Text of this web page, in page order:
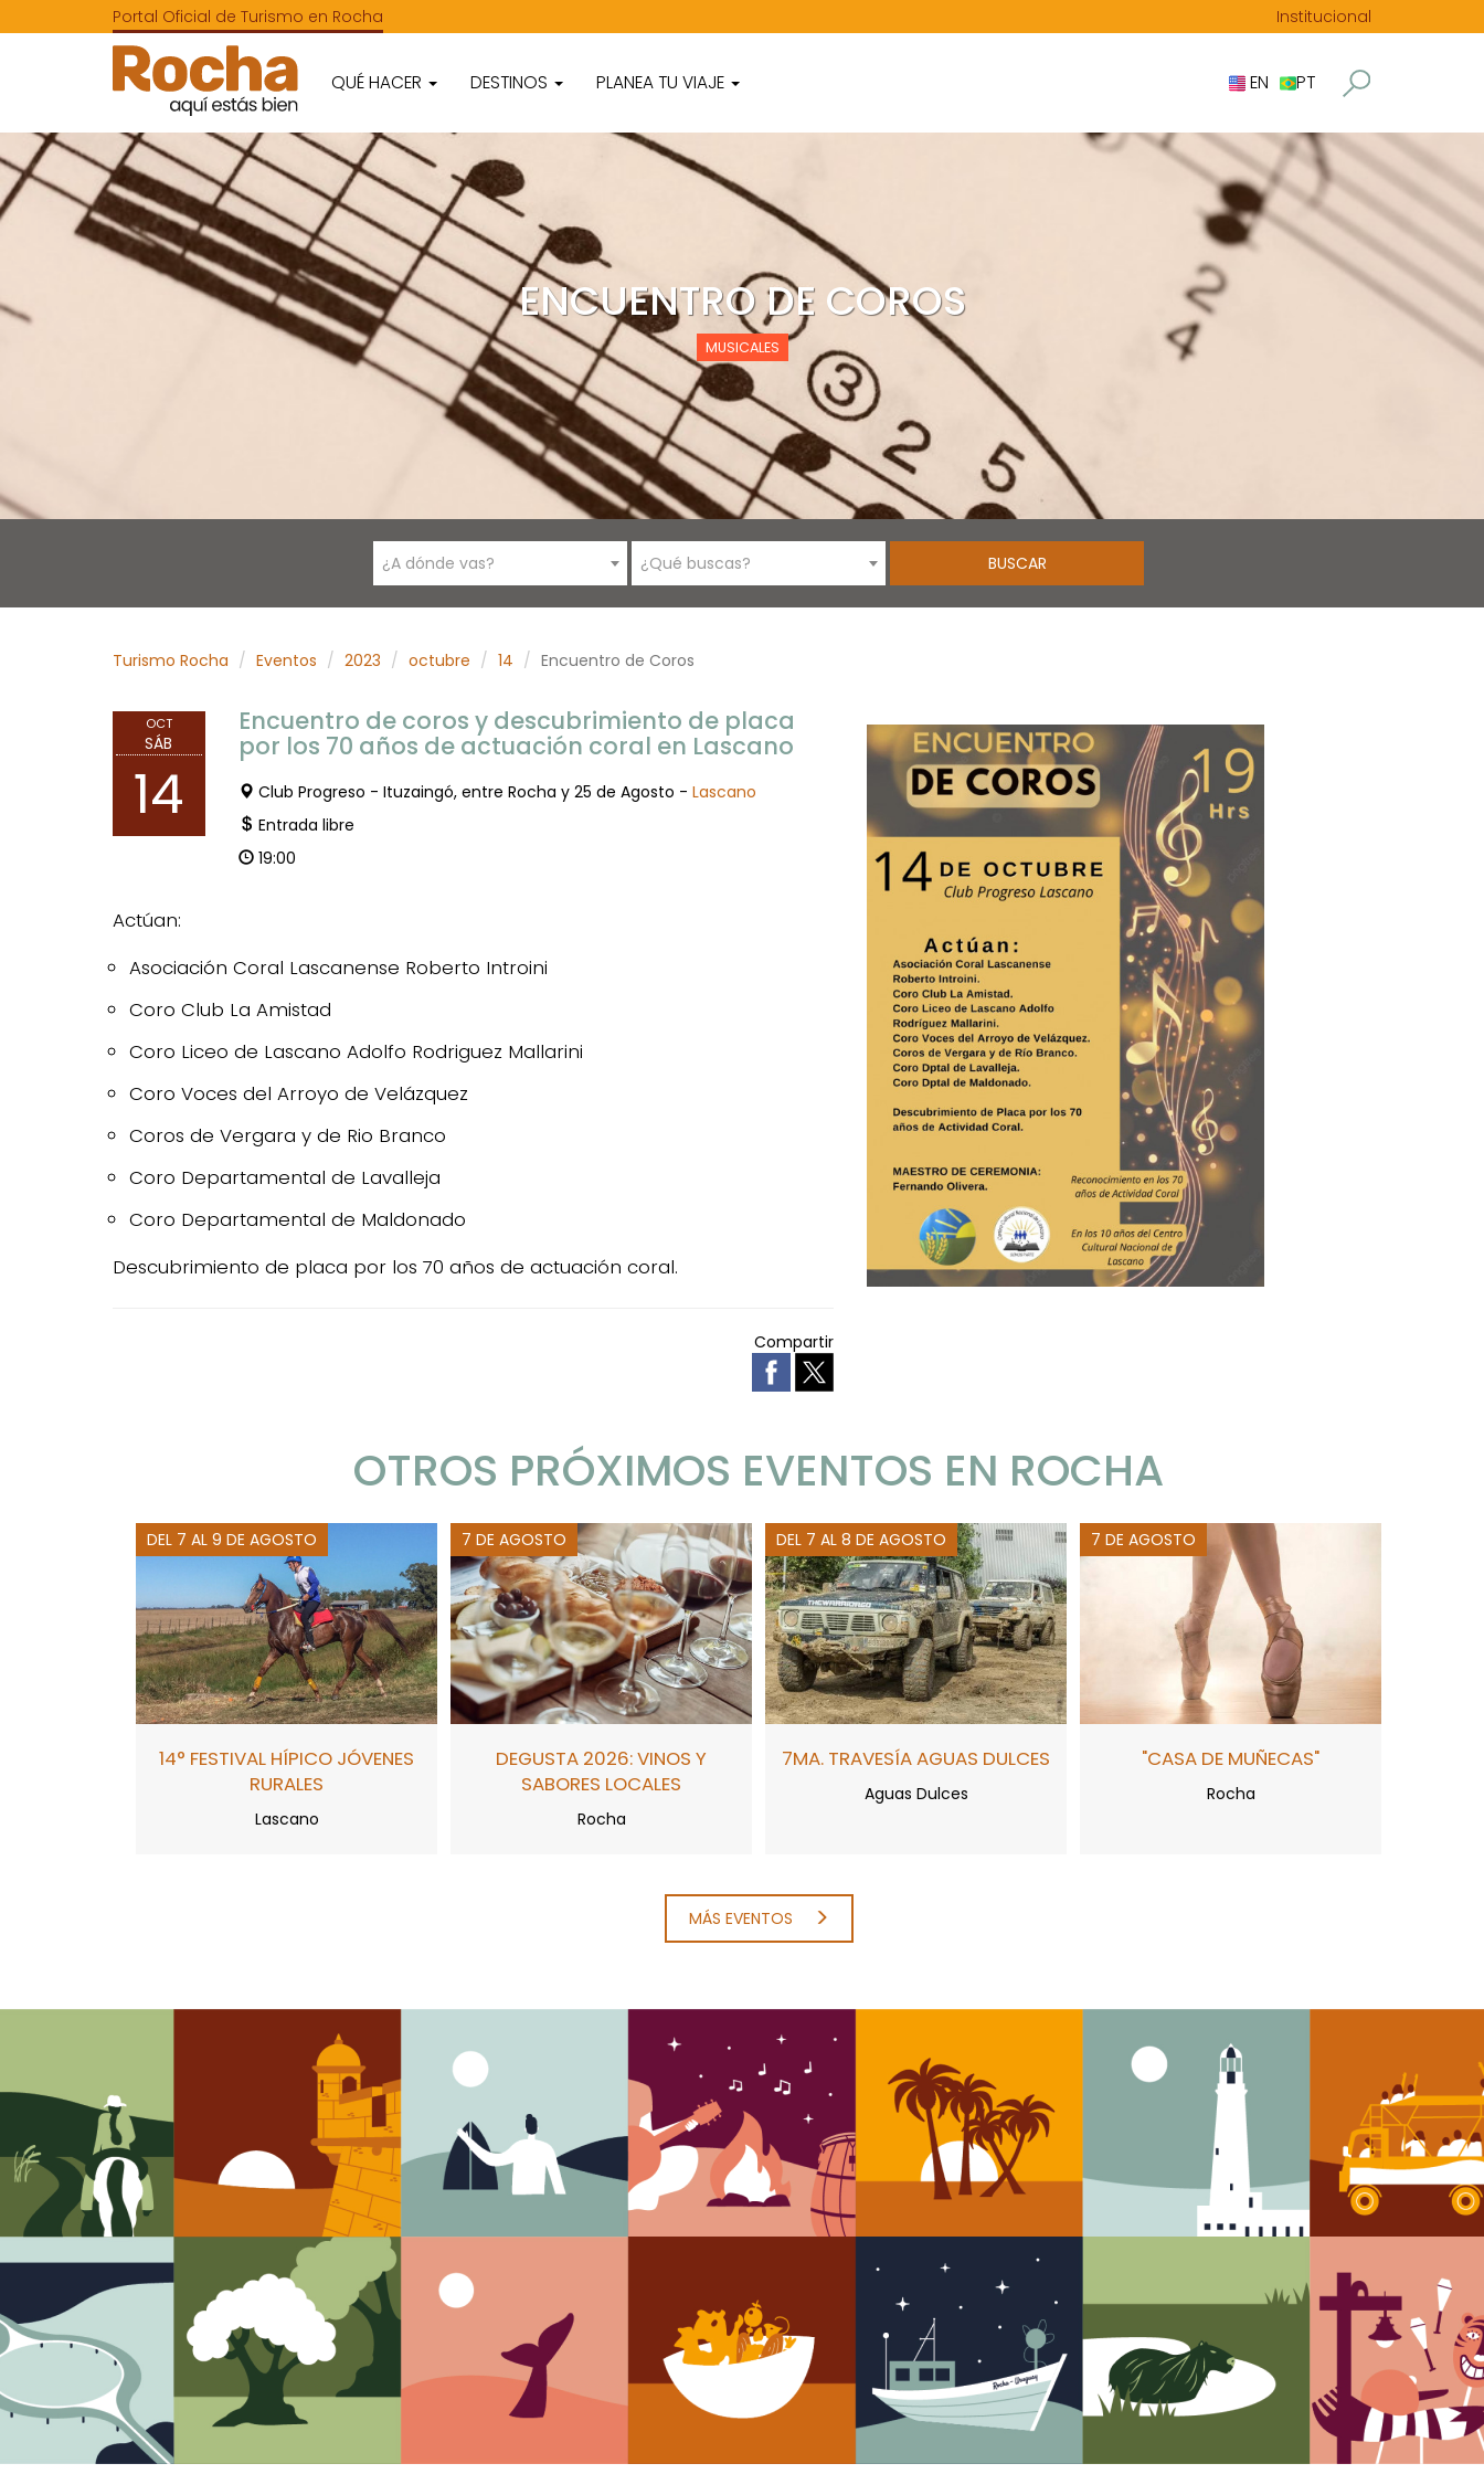
Portal Oficial de Turismo en Rocha Institucional
QUÉ HACER DESTINOS PLANEA TU VIAJE EN PT
ENCUENTRO DE COROS
MUSICALES
¿A dónde vas? ¿Qué buscas?
Turismo Rocha Eventos 2023 octubre 14 Encuentro de Coros
OCT
SÁB
14
Encuentro de coros y descubrimiento de placa
por los 70 años de actuación coral en Lascano
Club Progreso - Ituzaingó, entre Rocha y 25 de Agosto - Lascano
Entrada libre
19:00
Actúan:
Asociación Coral Lascanense Roberto Introini
Coro Club La Amistad
Coro Liceo de Lascano Adolfo Rodriguez Mallarini
Coro Voces del Arroyo de Velázquez
Coros de Vergara y de Rio Branco
Coro Departamental de Lavalleja
Coro Departamental de Maldonado
Descubrimiento de placa por los 70 años de actuación coral.
Compartir
OTROS PRÓXIMOS EVENTOS EN ROCHA
DEL 7 AL 9 DE AGOSTO
14° FESTIVAL HÍPICO JÓVENES
RURALES
Lascano
7 DE AGOSTO
DEGUSTA 2026: VINOS Y
SABORES LOCALES
Rocha
DEL 7 AL 8 DE AGOSTO
7MA. TRAVESÍA AGUAS DULCES
Aguas Dulces
7 DE AGOSTO
"CASA DE MUÑECAS"
Rocha
MÁS EVENTOS